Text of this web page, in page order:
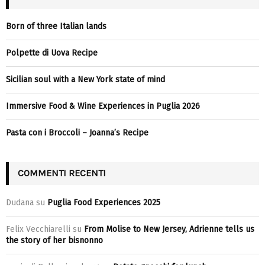
Born of three Italian lands
Polpette di Uova Recipe
Sicilian soul with a New York state of mind
Immersive Food & Wine Experiences in Puglia 2026
Pasta con i Broccoli – Joanna’s Recipe
COMMENTI RECENTI
Dudana su Puglia Food Experiences 2025
Felix Vecchiarelli su From Molise to New Jersey, Adrienne tells us
the story of her bisnonno